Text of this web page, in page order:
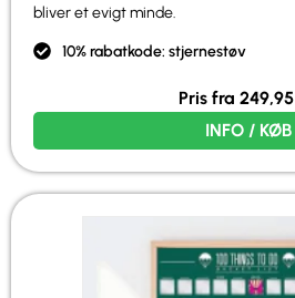
bliver et evigt minde.
10% rabatkode: stjernestøv
Pris fra 249,95
INFO / KØB